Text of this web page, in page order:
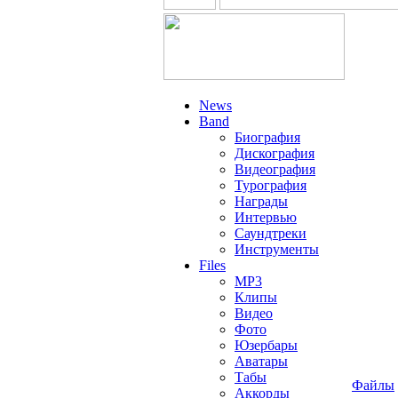
News
Band
Биография
Дискография
Видеография
Турография
Награды
Интервью
Саундтреки
Инструменты
Files
MP3
Клипы
Видео
Фото
Юзербары
Аватары
Табы
Аккорды
Файлы